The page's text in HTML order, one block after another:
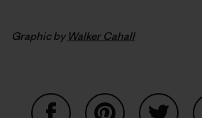
Graphic by Walker Cahall